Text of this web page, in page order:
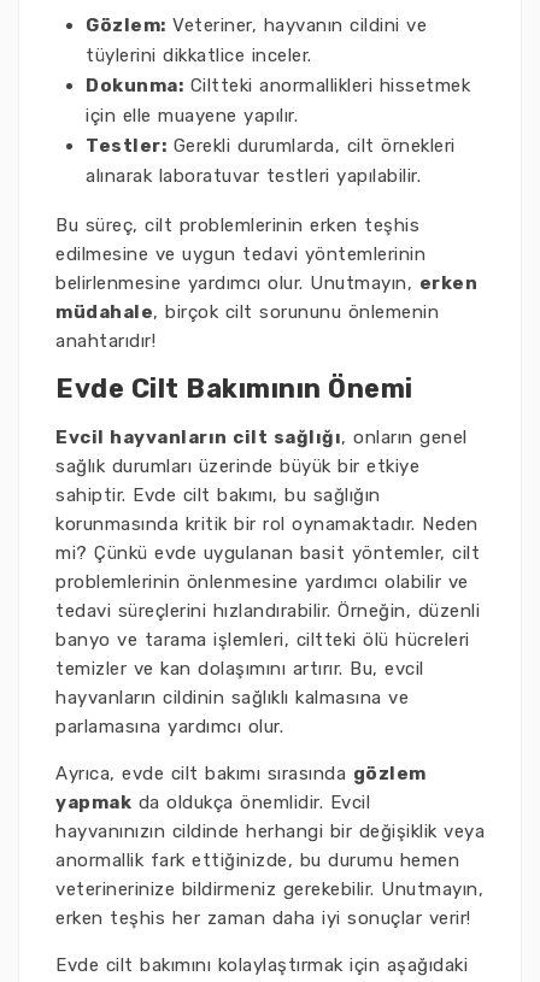
Gözlem: Veteriner, hayvanın cildini ve
tüylerini dikkatlice inceler.
Dokunma: Ciltteki anormallikleri hissetmek
için elle muayene yapılır.
Testler: Gerekli durumlarda, cilt örnekleri
alınarak laboratuvar testleri yapılabilir.
Bu süreç, cilt problemlerinin erken teşhis
edilmesine ve uygun tedavi yöntemlerinin
belirlenmesine yardımcı olur. Unutmayın, erken
müdahale, birçok cilt sorununu önlemenin
anahtarıdır!
Evde Cilt Bakımının Önemi
Evcil hayvanların cilt sağlığı, onların genel
sağlık durumları üzerinde büyük bir etkiye
sahiptir. Evde cilt bakımı, bu sağlığın
korunmasında kritik bir rol oynamaktadır. Neden
mi? Çünkü evde uygulanan basit yöntemler, cilt
problemlerinin önlenmesine yardımcı olabilir ve
tedavi süreçlerini hızlandırabilir. Örneğin, düzenli
banyo ve tarama işlemleri, ciltteki ölü hücreleri
temizler ve kan dolaşımını artırır. Bu, evcil
hayvanların cildinin sağlıklı kalmasına ve
parlamasına yardımcı olur.
Ayrıca, evde cilt bakımı sırasında gözlem
yapmak da oldukça önemlidir. Evcil
hayvanınızın cildinde herhangi bir değişiklik veya
anormallik fark ettiğinizde, bu durumu hemen
veterinerinize bildirmeniz gerekebilir. Unutmayın,
erken teşhis her zaman daha iyi sonuçlar verir!
Evde cilt bakımını kolaylaştırmak için aşağıdaki